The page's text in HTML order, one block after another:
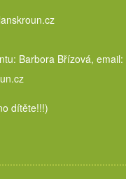
Barbora Břízová,
dítěte!!!)